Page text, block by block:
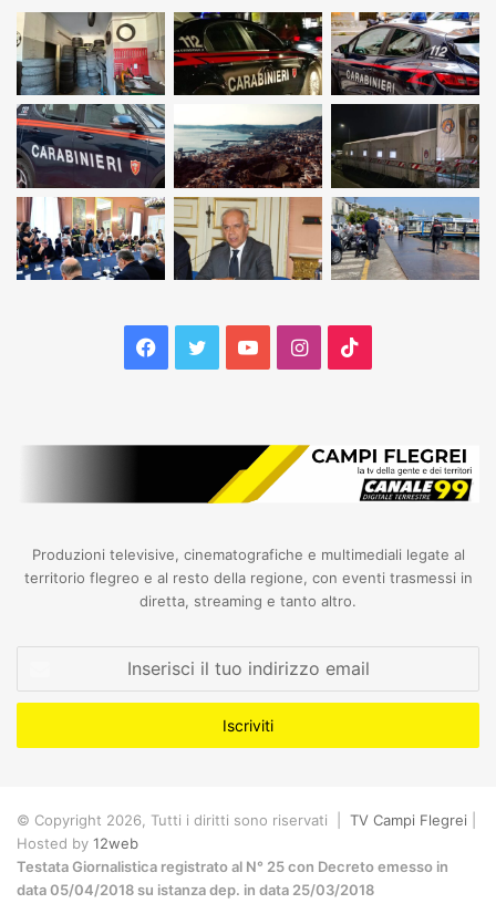
Facebook
TwitterYouTubeInstagram
Produzioni televisive, cinematografiche e multimediali legate al
territorio flegreo e al resto della regione, con eventi trasmessi in
diretta, streaming e tanto altro.
tuo
email
© Copyright 2026, Tutti i diritti sono riservati | TV Campi Flegrei
Hosted by 12web
Testata Giornalistica registrato al N° 25 con Decreto emesso in
data 05/04/2018 su istanza dep. in data 25/03/2018